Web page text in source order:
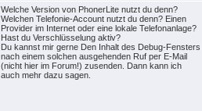
Welche Version von PhonerLite nutzt du denn?
Welchen Telefonie-Account nutzt du denn? Einen
Provider im Internet oder eine lokale Telefonanlage?
Hast du Verschlüsselung aktiv?
Du kannst mir gerne Den Inhalt des Debug-Fensters
nach einem solchen ausgehenden Ruf per E-Mail
(nicht hier im Forum!) zusenden. Dann kann ich
auch mehr dazu sagen.